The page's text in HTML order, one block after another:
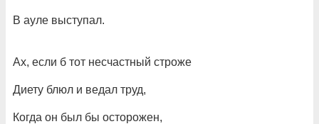
В ауле выступал.
Ах, если б тот несчастный строже
Диету блюл и ведал труд,
Когда он был бы осторожен,